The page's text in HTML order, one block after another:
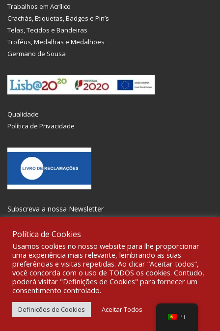
Trabalhos em Acrílico
Crachás, Etiquetas, Badges e Pin’s
Telas, Tecidos e Bandeiras
Troféus, Medalhas e Medalhões
Germano de Sousa
Qualidade
Política de Privacidade
Subscreva a nossa Newsletter
SOCIALIZE
© 2021 All rights reserved Gravoplot-Gravação,Impressão e
Sinalética Lda. WebDesign:
Fibra Design.
Política de Cookies
Usamos cookies no nosso website para lhe proporcionar
uma experiência mais relevante, lembrando as suas
preferências e visitas repetidas. Ao clicar “Aceitar todos”,
você concorda com o uso de TODOS os cookies. Contudo,
poderá visitar "Definições de Cookies" para fornecer um
consentimento controlado.
Definições de Cookies Aceitar Todos
PT